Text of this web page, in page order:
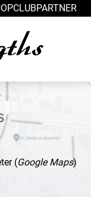
CLUBPARTNER
(Google Maps)